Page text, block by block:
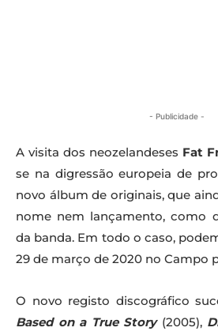
- Publicidade -
A visita dos neozelandeses Fat
se na digressão europeia de
novo álbum de originais, que
nome nem lançamento, como
da banda. Em todo o caso,
29 de março de 2020 no Campo
O novo registo discográfico
Based on a True Story(2005),